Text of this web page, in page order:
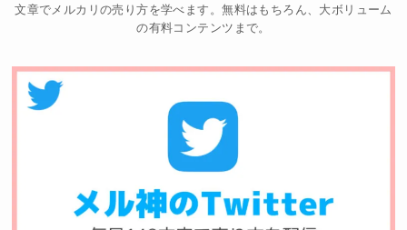
文章でメルカリの売り方を学べます。無料はもちろん、大ボリューム
の有料コンテンツまで。